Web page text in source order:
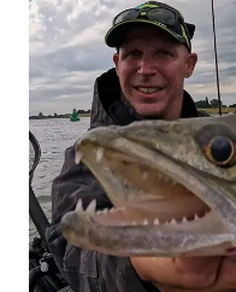
VISSEN
WEER!